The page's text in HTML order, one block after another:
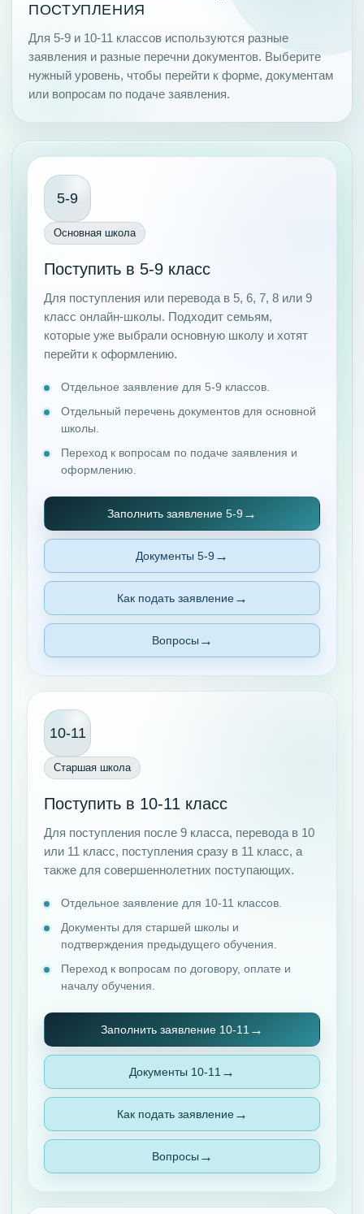
ПОСТУПЛЕНИЯ
Для 5-9 и 10-11 классов используются разные
заявления и разные перечни документов. Выберите
нужный уровень, чтобы перейти к форме, документам
или вопросам по подаче заявления.
5-9
Основная школа
Поступить в 5-9 класс
Для поступления или перевода в 5, 6, 7, 8 или 9
класс онлайн-школы. Подходит семьям,
которые уже выбрали основную школу и хотят
перейти к оформлению.
Отдельное заявление для 5-9 классов.
Отдельный перечень документов для основной
школы.
Переход к вопросам по подаче заявления и
оформлению.
Заполнить заявление 5-9
Документы 5-9
Как подать заявление
Вопросы
10-11
Старшая школа
Поступить в 10-11 класс
Для поступления после 9 класса, перевода в 10
или 11 класс, поступления сразу в 11 класс, а
также для совершеннолетних поступающих.
Отдельное заявление для 10-11 классов.
Документы для старшей школы и
подтверждения предыдущего обучения.
Переход к вопросам по договору, оплате и
началу обучения.
Заполнить заявление 10-11
Документы 10-11
Как подать заявление
Вопросы